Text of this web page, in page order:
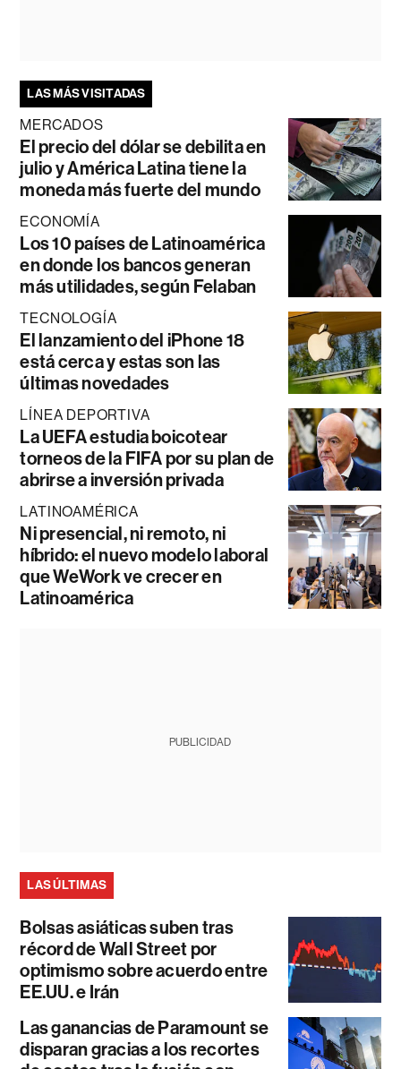
LAS MÁS VISITADAS
MERCADOS
El precio del dólar se debilita en
julio y América Latina tiene la
moneda más fuerte del mundo
ECONOMÍA
Los 10 países de Latinoamérica
en donde los bancos generan
más utilidades, según Felaban
TECNOLOGÍA
El lanzamiento del iPhone 18
está cerca y estas son las
últimas novedades
LÍNEA DEPORTIVA
La UEFA estudia boicotear
torneos de la FIFA por su plan de
abrirse a inversión privada
LATINOAMÉRICA
Ni presencial, ni remoto, ni
híbrido: el nuevo modelo laboral
que WeWork ve crecer en
Latinoamérica
PUBLICIDAD
LAS ÚLTIMAS
Bolsas asiáticas suben tras
récord de Wall Street por
optimismo sobre acuerdo entre
EE.UU. e Irán
Las ganancias de Paramount se
disparan gracias a los recortes